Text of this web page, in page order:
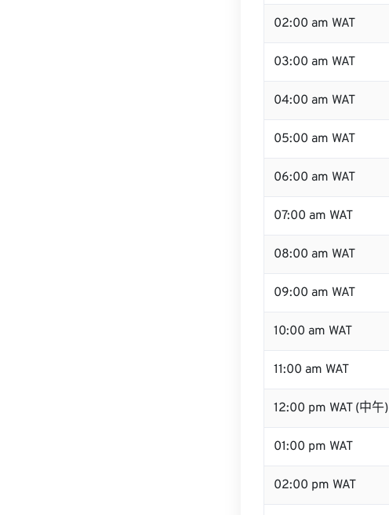
02:00 am WAT
03:00 am WAT
04:00 am WAT
05:00 am WAT
06:00 am WAT
07:00 am WAT
08:00 am WAT
09:00 am WAT
10:00 am WAT
11:00 am WAT
12:00 pm WAT (中午)
01:00 pm WAT
02:00 pm WAT